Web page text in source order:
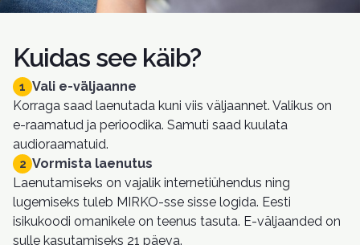
Kuidas see käib?
1 Vali e-väljaanne
Korraga saad laenutada kuni viis väljaannet. Valikus on
e-raamatud ja perioodika. Samuti saad kuulata
audioraamatuid.
2 Vormista laenutus
Laenutamiseks on vajalik internetiühendus ning
lugemiseks tuleb MIRKO-sse sisse logida. Eesti
isikukoodi omanikele on teenus tasuta. E-väljaanded on
sulle kasutamiseks 21 päeva.